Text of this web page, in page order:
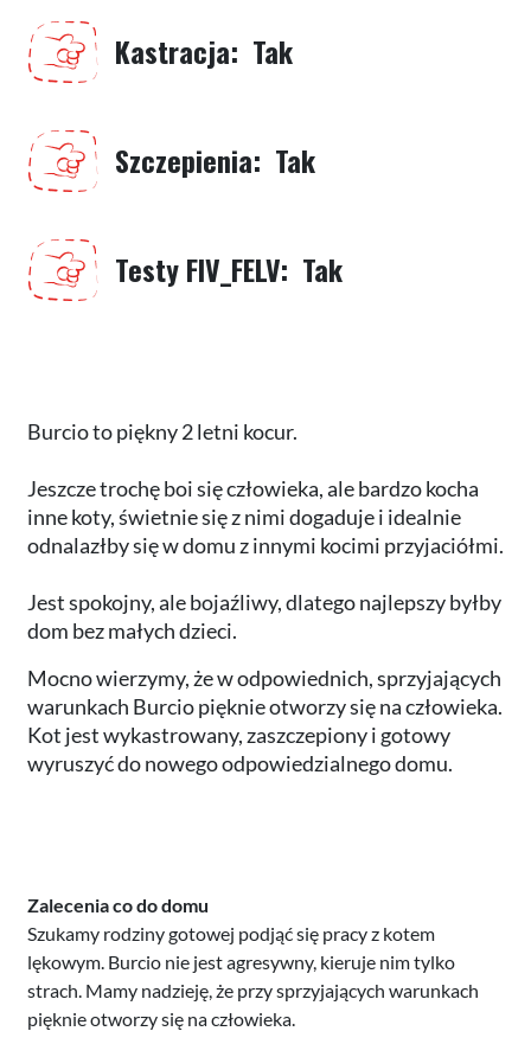
Kastracja Tak
Szczepienia Tak
Testy FIV_FELV Tak
Burcio to piękny 2 letni kocur.
Jeszcze trochę boi się człowieka, ale bardzo kocha
inne koty, świetnie się z nimi dogaduje i idealnie
odnalazłby się w domu z innymi kocimi przyjaciółmi.
Jest spokojny, ale bojaźliwy, dlatego najlepszy byłby
dom bez małych dzieci.
Mocno wierzymy, że w odpowiednich, sprzyjających
warunkach Burcio pięknie otworzy się na człowieka.
Kot jest wykastrowany, zaszczepiony i gotowy
wyruszyć do nowego odpowiedzialnego domu.
Zalecenia co do domu
Szukamy rodziny gotowej podjąć się pracy z kotem
lękowym. Burcio nie jest agresywny, kieruje nim tylko
strach. Mamy nadzieję, że przy sprzyjających warunkach
pięknie otworzy się na człowieka.